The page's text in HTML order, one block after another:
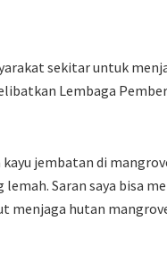
sekitar untuk
Lembaga
jembatan di
Saran saya bisa
hutan